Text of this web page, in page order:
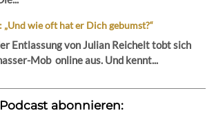
„Und wie oft hat er Dich gebumst?“
Entlassung von Julian Reichelt tobt sich
Mob online aus. Und kennt...
Podcast abonnieren: